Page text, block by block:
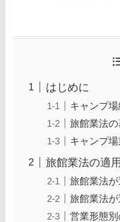
はじめに
キャンプ
旅館業法
キャンプ
旅館業法の適
旅館業法
旅館業法
営業形態